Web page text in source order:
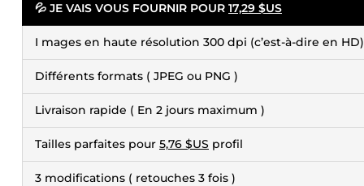
💦 JE VAIS VOUS FOURNIR POUR 17,29 $US
I mages en haute résolution 300 dpi (c’est-à-dire en HD)
Différents formats ( JPEG ou PNG )
Livraison rapide ( En 2 jours maximum )
Tailles parfaites pour 5,76 $US profil
3 modifications ( retouches 3 fois )